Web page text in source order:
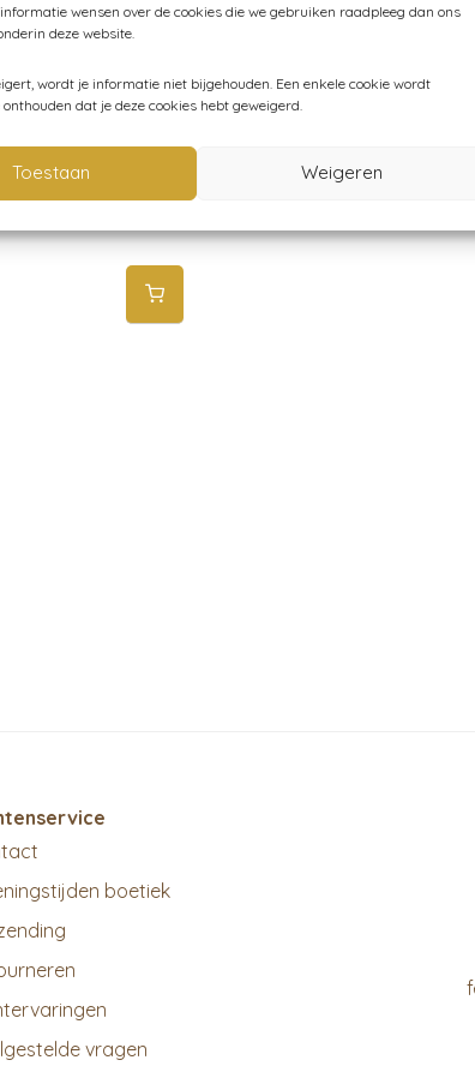
wensen over de cookies die we gebruiken raadpleeg dan ons
deze website.
wordt je informatie niet bijgehouden. Een enkele cookie wordt
dat je deze cookies hebt geweigerd.
Toestaan Weigeren
miam! – 8+
boetiek
vragen